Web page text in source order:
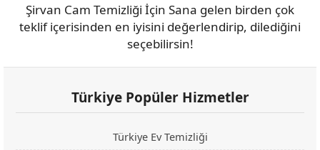
Şirvan Cam Temizliği İçin Sana gelen birden çok
teklif içerisinden en iyisini değerlendirip, dilediğini
seçebilirsin!
Türkiye Popüler Hizmetler
Türkiye Ev Temizliği